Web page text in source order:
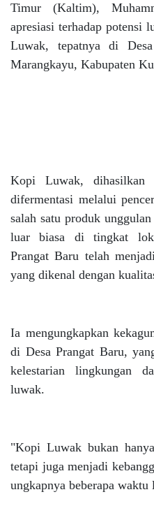
Timur (Kaltim),
apresiasi terhadap potensi
Luwak, tepatnya di
Marangkayu, Kabupaten
Kopi Luwak,
difermentasi melalui
salah satu produk
luar biasa di tingkat
Prangat Baru telah
yang dikenal dengan
Ia mengungkapkan
di Desa Prangat Baru,
kelestarian lingkungan
luwak.
"Kopi Luwak bukan
tetapi juga menjadi
ungkapnya beberapa waktu